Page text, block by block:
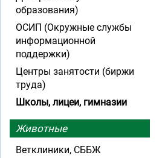
образования)
ОСИП (Окружные службы
информационной
поддержки)
Центры занятости (биржи
труда)
Школы, лицеи, гимназии
Животные
Ветклиники, СББЖ